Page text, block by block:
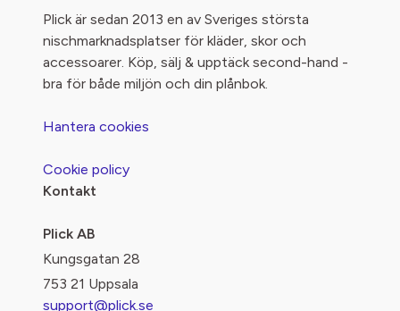
Plick är sedan 2013 en av Sveriges största
nischmarknadsplatser för kläder, skor och
accessoarer. Köp, sälj & upptäck second-hand -
bra för både miljön och din plånbok.
Hantera cookies
Cookie policy
Kontakt
Plick AB
Kungsgatan 28
753 21 Uppsala
support@plick.se